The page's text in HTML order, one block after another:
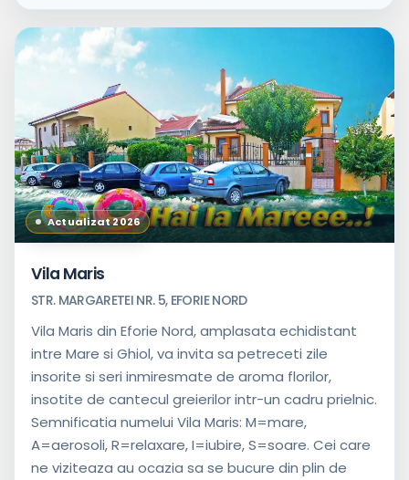
Actualizat 2026
Vila Maris
STR. MARGARETEI NR. 5, EFORIE NORD
Vila Maris din Eforie Nord, amplasata echidistant
intre Mare si Ghiol, va invita sa petreceti zile
insorite si seri inmiresmate de aroma florilor,
insotite de cantecul greierilor intr-un cadru prielnic.
Semnificatia numelui Vila Maris: M=mare,
A=aerosoli, R=relaxare, I=iubire, S=soare. Cei care
ne viziteaza au ocazia sa se bucure din plin de